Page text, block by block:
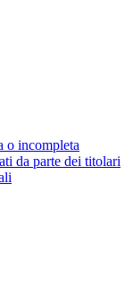
o incompleta
da parte dei titolari